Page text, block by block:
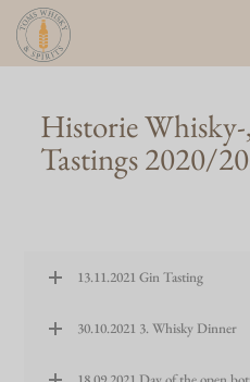
Historie
Tastings 2020/
13.11.2021 Gin Tasting
30.10.2021 3. Whisky Dinner